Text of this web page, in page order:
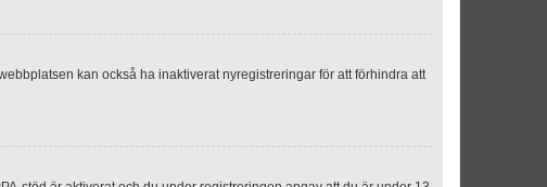
kan också ha inaktiverat nyregistreringar för att förhindra att